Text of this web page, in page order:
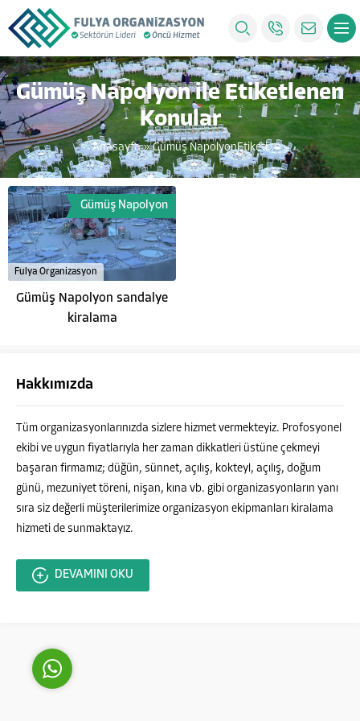
Gümüş Napolyon ile Etiketlenen
Konular
Anasayfa»Gümüş NapolyonEtiketi
Fulya Organizasyon
Gümüş Napolyon
Gümüş Napolyon sandalye
kiralama
Hakkımızda
Tüm organizasyonlarınızda sizlere hizmet vermekteyiz. Profosyonel
ekibi ve uygun fiyatlarıyla her zaman dikkatleri üstüne çekmeyi
başaran firmamız; düğün, sünnet, açılış, kokteyl, açılış, doğum
günü, mezuniyet töreni, nişan, kına vb. gibi organizasyonların yanı
sıra siz değerli müşterilerimize organizasyon ekipmanları kiralama
hizmeti de sunmaktayız.
DEVAMINI OKU
Fulya Organizasyon